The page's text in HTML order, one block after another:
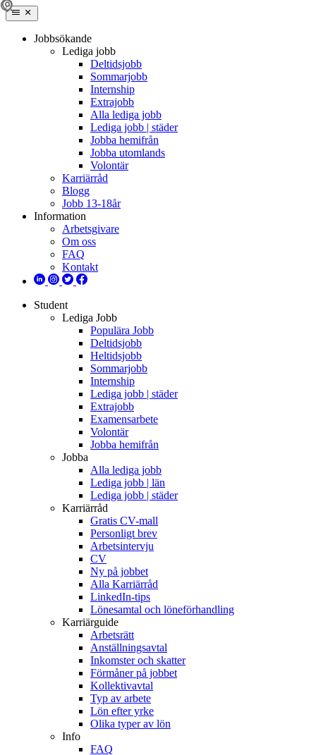
Jobbsökande
Lediga jobb
Deltidsjobb
Sommarjobb
Internship
Extrajobb
Alla lediga jobb
Lediga jobb | städer
Jobba hemifrån
Jobba utomlands
Volontär
Karriärråd
Blogg
Jobb 13-18år
Information
Arbetsgivare
Om oss
FAQ
Kontakt
Student
Lediga Jobb
Populära Jobb
Deltidsjobb
Heltidsjobb
Sommarjobb
Internship
Lediga jobb | städer
Extrajobb
Examensarbete
Volontär
Jobba hemifrån
Jobba
Alla lediga jobb
Lediga jobb | län
Lediga jobb | städer
Karriärråd
Gratis CV-mall
Personligt brev
Arbetsintervju
CV
Ny på jobbet
Alla Karriärråd
LinkedIn-tips
Lönesamtal och löneförhandling
Karriärguide
Arbetsrätt
Anställningsavtal
Inkomster och skatter
Förmåner på jobbet
Kollektivavtal
Typ av arbete
Lön efter yrke
Olika typer av lön
Info
FAQ